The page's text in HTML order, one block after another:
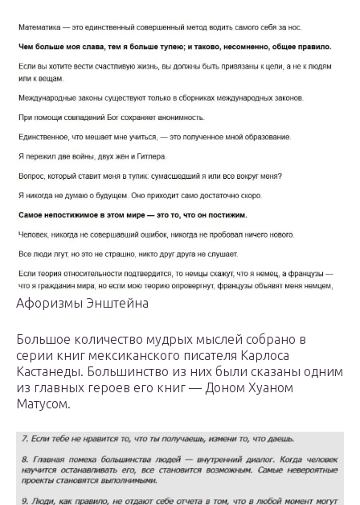
Афоризмы Энштейна
Большое количество мудрых мыслей собрано в
серии книг мексиканского писателя Карлоса
Кастанеды. Большинство из них были сказаны одним
из главных героев его книг — Доном Хуаном
Матусом.